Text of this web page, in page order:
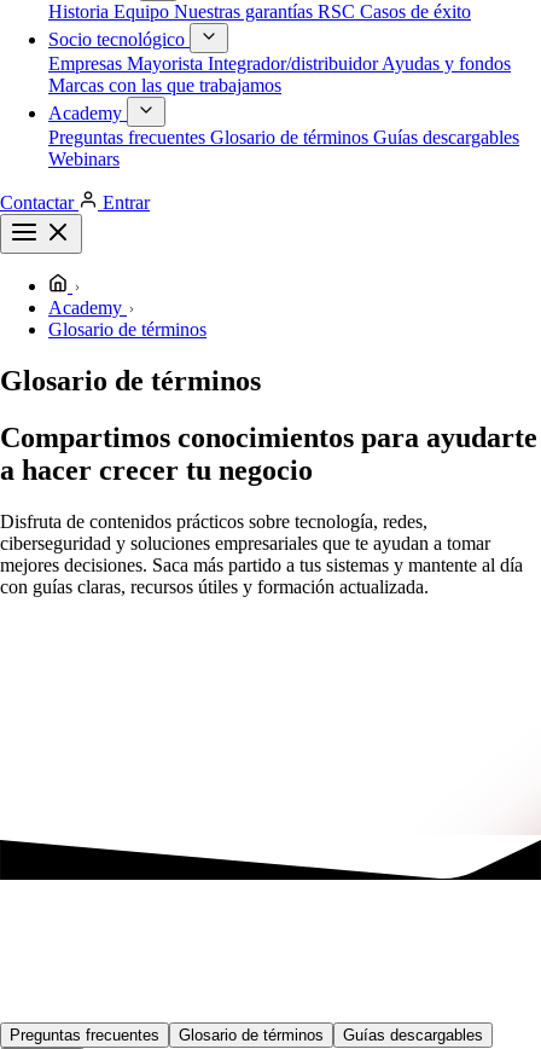
Historia Equipo Nuestras garantías RSC Casos de éxito
Socio tecnológico
Empresas Mayorista Integrador/distribuidorAyudas y fondos
Marcas con las que trabajamos
Academy
Preguntas frecuentes Glosario de términos Guías descargables
Webinars
Contactar Entrar
Academy
Glosario de términos
Glosario de términos
Compartimos conocimientos para ayudarte
a hacer crecer tu negocio
Disfruta de contenidos prácticos sobre tecnología, redes,
ciberseguridad y soluciones empresariales que te ayudan a tomar
mejores decisiones. Saca más partido a tus sistemas y mantente al día
con guías claras, recursos útiles y formación actualizada.
Preguntas frecuentes Glosario de términos
Guías descargables